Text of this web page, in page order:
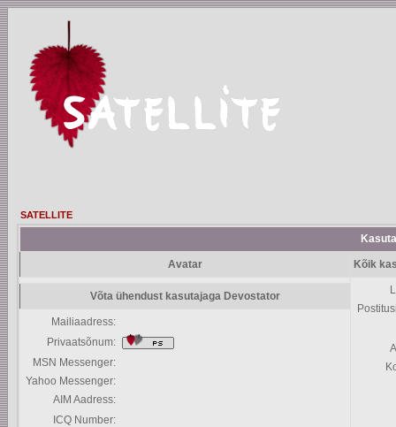
SATELLITE
Avatar Kõik
Võta ühendust kasutajaga Devostator
Mailiaadress:
Privaatsõnum:
MSN Messenger:
Yahoo Messenger:
AIM Aadress:
ICQ Number: